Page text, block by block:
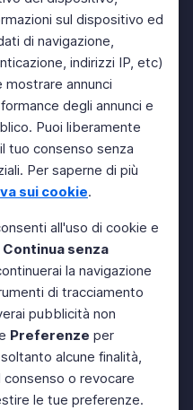
sul dispositivo ed
di navigazione,
indirizzi IP, etc)
mostrare annunci
degli annunci e
Puoi liberamente
tuo consenso senza
Per saperne di più
sui cookie.
all'uso di cookie e
Continua senza
la navigazione
di tracciamento
pubblicità non
Preferenze per
alcune finalità,
o revocare
le tue preferenze.